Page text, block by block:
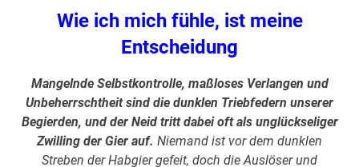
Wie ich mich fühle, ist meine
Entscheidung
Mangelnde Selbstkontrolle, maßloses Verlangen und
Unbeherrschtheit sind die dunklen Triebfedern unserer
Begierden, und der Neid tritt dabei oft als unglückseliger
Zwilling der Gier auf. Niemand ist vor dem dunklen
Streben der Habgier gefeit, doch die Auslöser und